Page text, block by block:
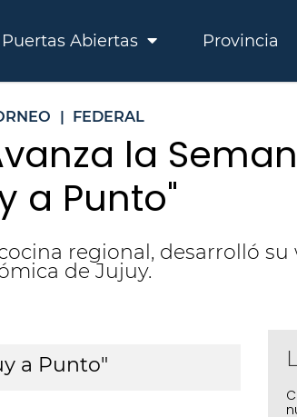
Puertas Abiertas Provincia
| FEDERAL
la
a Punto"
regional, desarrolló su
de Jujuy.
a Punto"